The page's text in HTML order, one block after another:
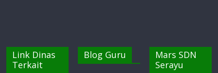
Link Dinas
Terkait
Blog Guru
Mars SDN
Serayu